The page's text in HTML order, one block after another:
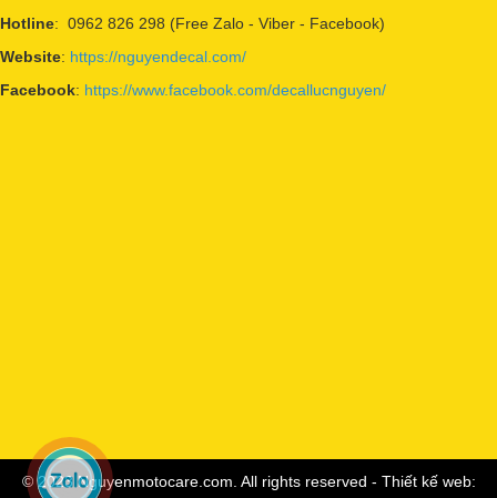
Hotline: 0962 826 298 (Free Zalo - Viber - Facebook)
Website: https://nguyendecal.com/
Facebook: https://www.facebook.com/decallucnguyen/
© 2023 Nguyenmotocare.com. All rights reserved - Thiết kế web: